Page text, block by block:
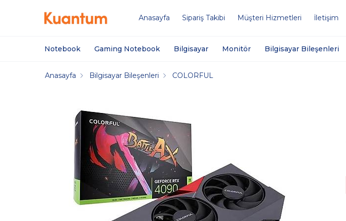
Anasayfa Sipariş Takibi Müşteri Hizmetleri İletişim
Notebook Gaming Notebook Bilgisayar Monitör Bilgisayar Bileşenleri
Anasayfa Bilgisayar Bileşenleri COLORFUL